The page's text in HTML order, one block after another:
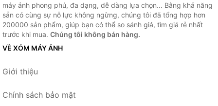
máy ảnh phong phú, đa dạng, dễ dàng lựa chọn... Bằng khả năng
sẵn có cùng sự nỗ lực không ngừng, chúng tôi đã tổng hợp hơn
200000 sản phẩm, giúp bạn có thể so sánh giá, tìm giá rẻ nhất
trước khi mua. Chúng tôi không bán hàng.
VỀ XÓM MÁY ẢNH
Giới thiệu
Chính sách bảo mật